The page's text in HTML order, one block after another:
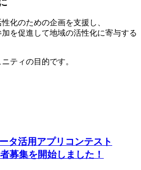
化のための企画を支援し、
を促進して地域の活性化に寄与する
ティの目的です。
タ活用アプリコンテスト
募集を開始しました！